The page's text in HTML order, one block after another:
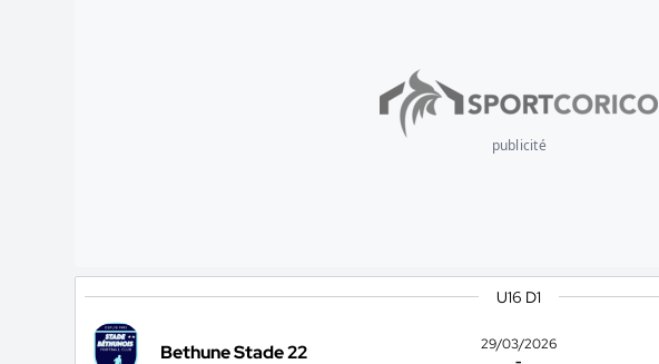
publicité
U16 D1
Bethune Stade 22
29/03/2026